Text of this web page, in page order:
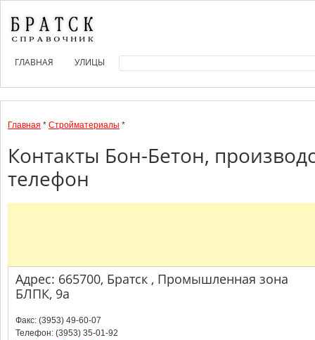
ГЛАВНАЯ УЛИЦЫ
Главная * Стройматериалы *
Контакты Бон-Бетон,
телефон
Адрес: 665700, Братск , Промышленная зона
БЛПК, 9а
Факс: (3953) 49-60-07
Телефон: (3953) 35-01-92